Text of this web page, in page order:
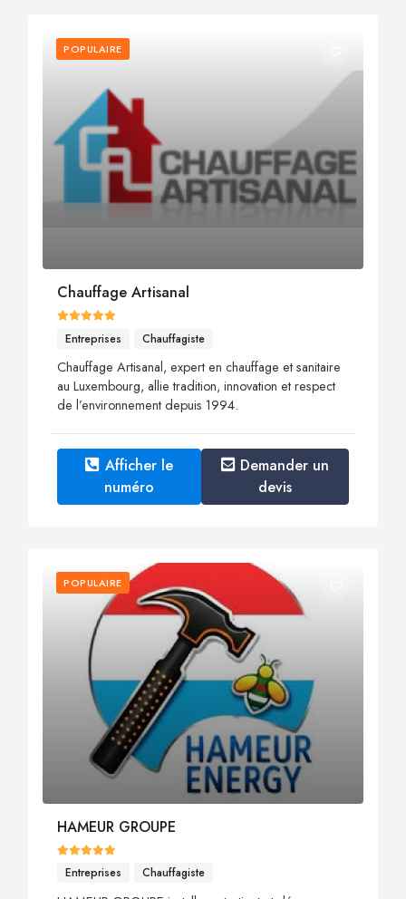
POPULAIRE
Chauffage Artisanal
Entreprises Chauffagiste
Chauffage Artisanal, expert en chauffage et sanitaire
au Luxembourg, allie tradition, innovation et respect
de l’environnement depuis 1994.
Afficher le
numéro
Demander un
devis
POPULAIRE
HAMEUR GROUPE
Entreprises Chauffagiste